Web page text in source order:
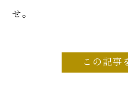
せ。
この記事